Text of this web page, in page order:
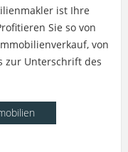
ist Ihre
Sie so von
von
zur Unterschrift des